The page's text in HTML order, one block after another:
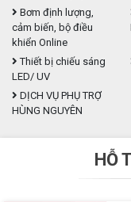
Bơm định lượng,
cảm biến, bộ điều
khiển Online
Thiết bị chiếu sáng
LED/ UV
DỊCH VỤ PHỤ TRỢ
HÙNG NGUYÊN
HỖ